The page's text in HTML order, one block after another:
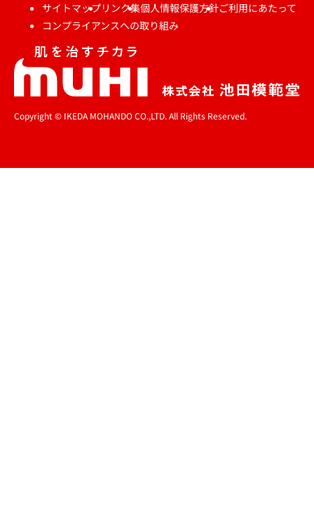
サイトマップリンク集個人情報保護方針ご利用にあたって
コンプライアンスへの取り組み
Copyright © IKEDA MOHANDO CO.,LTD. All Rights Reserved.